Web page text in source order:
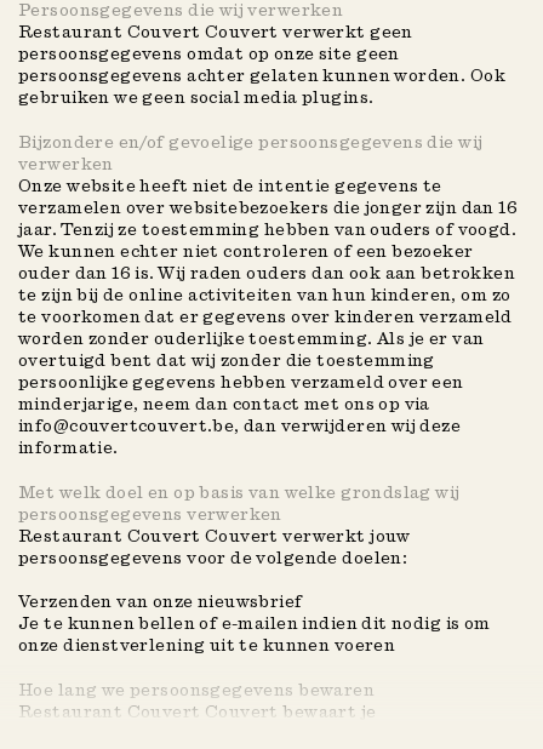
COUVERTCOUVERT
Persoonsgegevens die wij verwerken
Restaurant Couvert Couvert verwerkt geen
persoonsgegevens omdat op onze site geen
persoonsgegevens achter gelaten kunnen worden. Ook
gebruiken we geen social media plugins.
Bijzondere en/of gevoelige persoonsgegevens die wij
verwerken
Onze website heeft niet de intentie gegevens te
verzamelen over websitebezoekers die jonger zijn dan 16
jaar. Tenzij ze toestemming hebben van ouders of voogd.
We kunnen echter niet controleren of een bezoeker
ouder dan 16 is. Wij raden ouders dan ook aan betrokken
te zijn bij de online activiteiten van hun kinderen, om zo
te voorkomen dat er gegevens over kinderen verzameld
worden zonder ouderlijke toestemming. Als je er van
overtuigd bent dat wij zonder die toestemming
persoonlijke gegevens hebben verzameld over een
minderjarige, neem dan contact met ons op via
info@couvertcouvert.be, dan verwijderen wij deze
informatie.
Met welk doel en op basis van welke grondslag wij
persoonsgegevens verwerken
Restaurant Couvert Couvert verwerkt jouw
persoonsgegevens voor de volgende doelen:
Verzenden van onze nieuwsbrief
Je te kunnen bellen of e-mailen indien dit nodig is om
onze dienstverlening uit te kunnen voeren
Hoe lang we persoonsgegevens bewaren
Restaurant Couvert Couvert bewaart je
Herfst 2025
Herfst 2024
Lente 2023
Lente 2024
Lente 2025
Lente 2026
Winter 2023
Winter 2024
Winter 2025
Zomer 2022
Zomer 2023
Zomer 2025